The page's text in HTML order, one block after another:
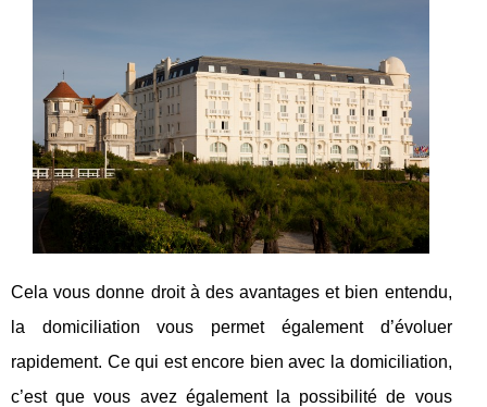
Cela vous donne droit à des avantages et bien entendu,
la domiciliation vous permet également d’évoluer
rapidement. Ce qui est encore bien avec la domiciliation,
c’est que vous avez également la possibilité de vous